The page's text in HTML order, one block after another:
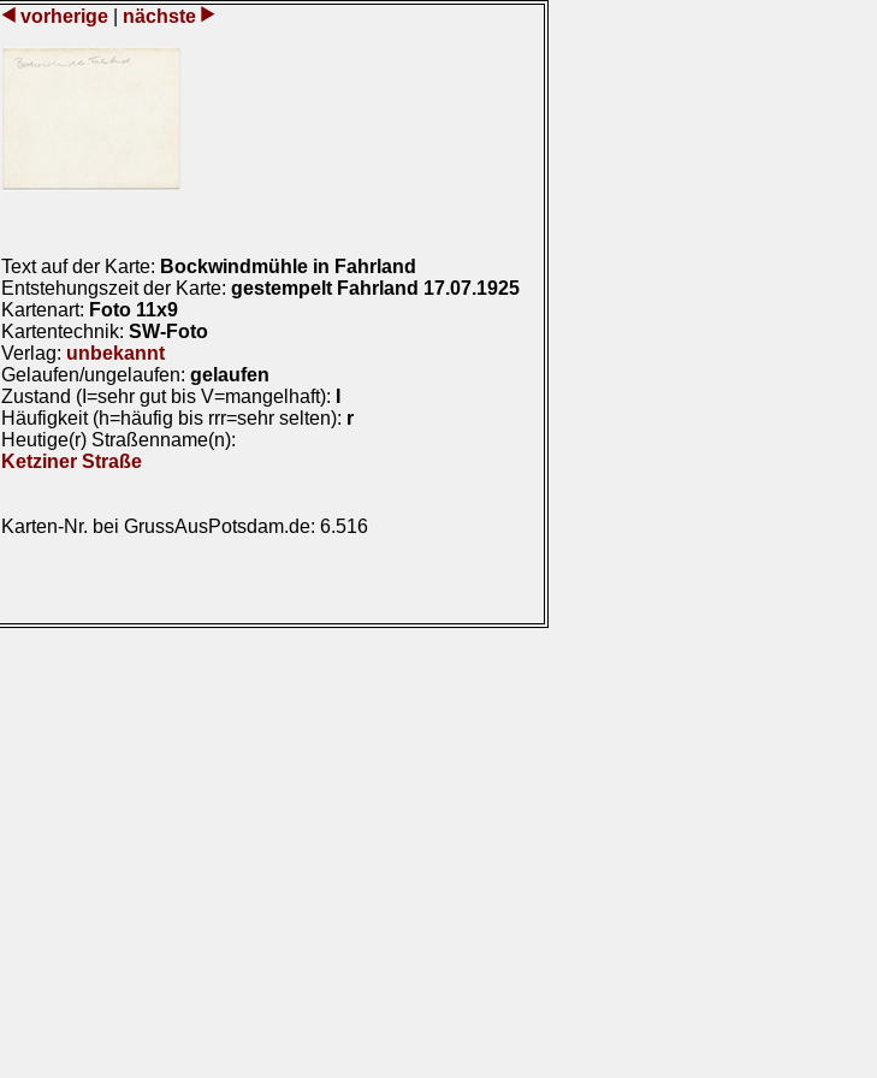
vorherige nächste
Text auf der Karte: Bockwindmühle in Fahrland
Entstehungszeit der Karte: gestempelt Fahrland 17.07.1925
Kartenart: Foto 11x9
Kartentechnik: SW-Foto
Verlag: unbekannt
Gelaufen/ungelaufen: gelaufen
Zustand (I=sehr gut bis V=mangelhaft):
Häufigkeit (h=häufig bis rrr=sehr selten): r
Heutige(r) Straßenname(n):
Ketziner Straße
Karten-Nr. bei GrussAusPotsdam.de: 6.516